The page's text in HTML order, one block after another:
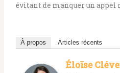
évitant de manquer un
À propos Articles récents
Éloïse